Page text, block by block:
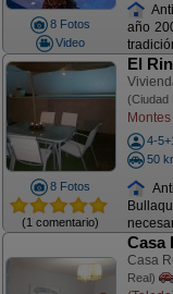
8 Fotos
Video
año
8 Fotos
(1 comentario)
El
(Ciudad
4-
50
Casa
Casa
Real)